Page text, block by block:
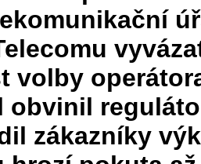
volby
obvinil
zákazníky